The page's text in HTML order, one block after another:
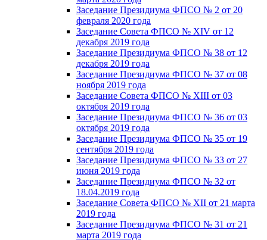
Заседание Президиума ФПСО № 2 от 20
февраля 2020 года
Заседание Совета ФПСО № XIV от 12
декабря 2019 года
Заседание Президиума ФПСО № 38 от 12
декабря 2019 года
Заседание Президиума ФПСО № 37 от 08
ноября 2019 года
Заседание Совета ФПСО № XIII от 03
октября 2019 года
Заседание Президиума ФПСО № 36 от 03
октября 2019 года
Заседание Президиума ФПСО № 35 от 19
сентября 2019 года
Заседание Президиума ФПСО № 33 от 27
июня 2019 года
Заседание Президиума ФПСО № 32 от
18.04.2019 года
Заседание Совета ФПСО № XII от 21 марта
2019 года
Заседание Президиума ФПСО № 31 от 21
марта 2019 года